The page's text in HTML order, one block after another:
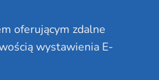
oferującym zdalne
wystawienia E-